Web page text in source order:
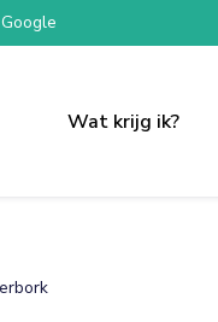
Wat krijg ik?